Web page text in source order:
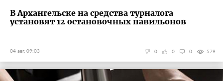
В Архангельске на средства турналога
установят 12 остановочных павильонов
04 авг, 09:03 579
0
0
0